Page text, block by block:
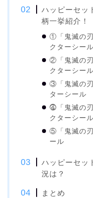
ハッピーセッ
柄一挙紹介！
①「鬼滅の
クターシール
②「鬼滅の
クターシール
③「鬼滅の
ターシール
⓸「鬼滅の
クターシール
⑤「鬼滅の
ール
ハッピーセッ
況は？
まとめ